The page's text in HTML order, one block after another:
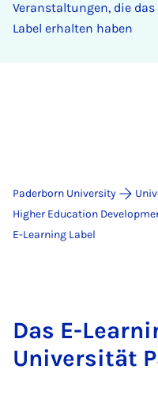
Ver­an­stal­tun­gen, die
La­bel er­hal­ten haben
Paderborn University
Higher Education
E-Learning Label
Das E-
Universität